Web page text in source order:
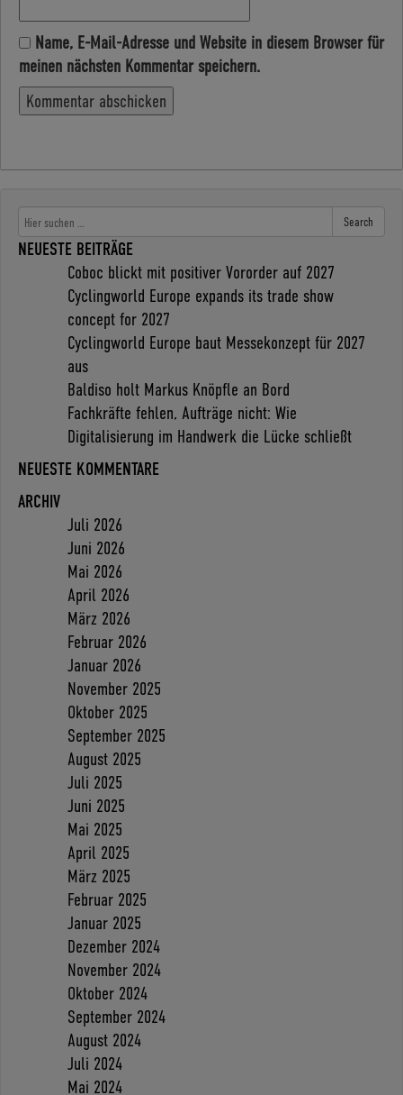
Name, E-Mail-Adresse und Website in diesem Browser für
meinen nächsten Kommentar speichern.
Search
NEUESTE BEITRÄGE
Coboc blickt mit positiver Vororder auf 2027
Cyclingworld Europe expands its trade show
concept for 2027
Cyclingworld Europe baut Messekonzept für 2027
aus
Baldiso holt Markus Knöpfle an Bord
Fachkräfte fehlen, Aufträge nicht: Wie
Digitalisierung im Handwerk die Lücke schließt
NEUESTE KOMMENTARE
ARCHIV
Juli 2026
Juni 2026
Mai 2026
April 2026
März 2026
Februar 2026
Januar 2026
November 2025
Oktober 2025
September 2025
August 2025
Juli 2025
Juni 2025
Mai 2025
April 2025
März 2025
Februar 2025
Januar 2025
Dezember 2024
November 2024
Oktober 2024
September 2024
August 2024
Juli 2024
Mai 2024